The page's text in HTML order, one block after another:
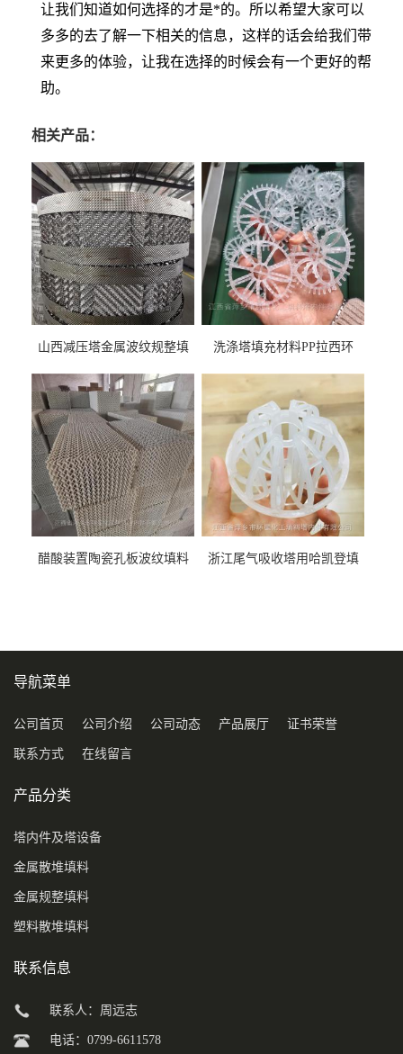
让我们知道如何选择的才是*的。所以希望大家可以
多多的去了解一下相关的信息，这样的话会给我们带
来更多的体验，让我在选择的时候会有一个更好的帮
助。
相关产品：
山西减压塔金属波纹规整填
料
洗涤塔填充材料PP拉西环
醋酸装置陶瓷孔板波纹填料
浙江尾气吸收塔用哈凯登填
导航菜单
公司首页 公司介绍 公司动态 产品展厅 证书荣誉
联系方式 在线留言
产品分类
塔内件及塔设备
金属散堆填料
金属规整填料
塑料散堆填料
联系信息
联系人：周远志
电话：0799-6611578